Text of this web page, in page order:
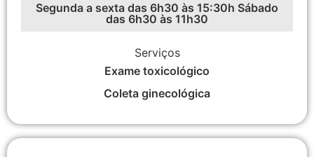
Segunda a sexta das 6h30 às 15:30h Sábado
das 6h30 às 11h30
Serviços
Exame toxicológico
Coleta ginecológica